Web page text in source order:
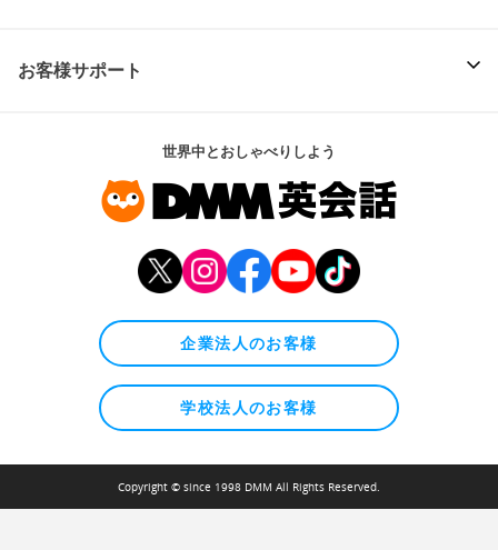
お客様サポート
世界中とおしゃべりしよう
企業法人のお客様
学校法人のお客様
Copyright © since 1998 DMM All Rights Reserved.